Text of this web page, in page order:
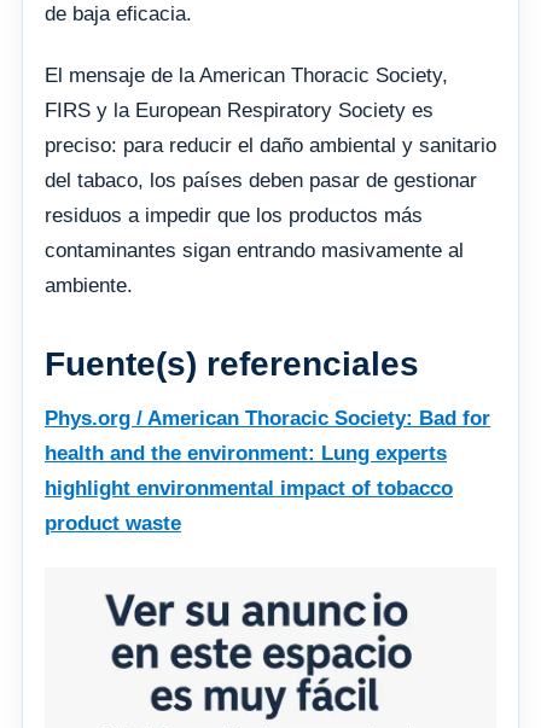
de baja eficacia.
El mensaje de la American Thoracic Society,
FIRS y la European Respiratory Society es
preciso: para reducir el daño ambiental y sanitario
del tabaco, los países deben pasar de gestionar
residuos a impedir que los productos más
contaminantes sigan entrando masivamente al
ambiente.
Fuente(s) referenciales
Phys.org / American Thoracic Society: Bad for
health and the environment: Lung experts
highlight environmental impact of tobacco
product waste